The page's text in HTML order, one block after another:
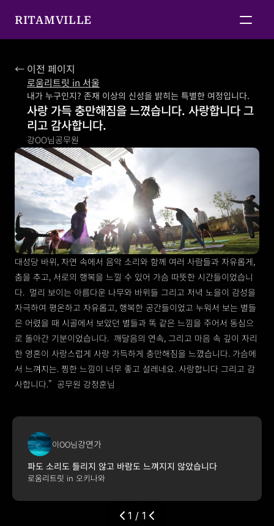
RITAMVILLE
← 이전 페이지
로움리트릿 in 서울
내가 누구인지? 존재 이상의 신성을 밝히는 특별한 여정입니다.
사랑 가득 충만해짐을 느꼈습니다. 사랑합니다 그
리고 감사합니다.
강OO님공무원
대성당 바위, 자연 속에서 음악 소리와 함께 여러 사람들과 자유롭게,
춤을 추고, 서로의 행복을 느낄 수 있어 가슴 따뜻한 시간들이었습니
다.  멀리 보이는 아름다운 나무와 바위들 그리고 저녁 노을이 감성을
자극하여 평온하고 자유롭고, 행복한 공간들이었고 누워서 보는 별들
은 어렸을 때 시골에서 보았던 별들과 똑 같은 느낌을 주어서 동심으
로 돌아간 기분이었습니다.  깨달음의 연속, 그리고 마음 속 깊이 자리
한 영혼이 사랑스럽게 사랑 가득하게 충만해짐을 느꼈습니다. 가슴에
서 느껴지는. 찡한 느낌이 너무 좋고 설레네요. 사랑합니다 그리고 감
사합니다.”  공무원 강정훈님
이OO님강연가
파도 소리도 들리지 않고 바람도 느껴지지 않았습니다
로움리트릿 in 오키나와
1 / 1